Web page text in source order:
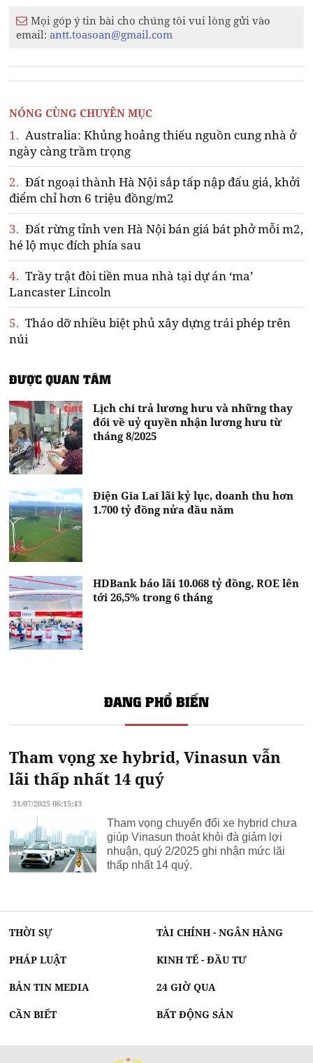
Mọi góp ý tin bài cho chúng tôi vui lòng gửi vào
email:antt.toasoan@gmail.com
NÓNG CÙNG CHUYÊN MỤC
1. Australia: Khủng hoảng thiếu nguồn cung nhà ở
ngày càng trầm trọng
2. Đất ngoại thành Hà Nội sắp tấp nập đấu giá, khởi
điểm chỉ hơn 6 triệu đồng/m2
3. Đất rừng tỉnh ven Hà Nội bán giá bát phở mỗi m2,
hé lộ mục đích phía sau
4. Trầy trật đòi tiền mua nhà tại dự án ‘ma’
Lancaster Lincoln
5. Tháo dỡ nhiều biệt phủ xây dựng trái phép trên
núi
ĐƯỢC QUAN TÂM
Lịch chi trả lương hưu và những thay
đổi về uỷ quyền nhận lương hưu từ
tháng 8/2025
Điện Gia Lai lãi kỷ lục, doanh thu hơn
1.700 tỷ đồng nửa đầu năm
HDBank báo lãi 10.068 tỷ đồng, ROE lên
tới 26,5% trong 6 tháng
ĐANG PHỔ BIẾN
Tham vọng xe hybrid, Vinasun vẫn
lãi thấp nhất 14 quý
31/07/2025 06:15:43
Tham vọng chuyển đổi xe hybrid chưa
giúp Vinasun thoát khỏi đà giảm lợi
nhuận, quý 2/2025 ghi nhận mức lãi
thấp nhất 14 quý.
THỜI SỰ TÀI CHÍNH - NGÂN HÀNG
PHÁP LUẬT KINH TẾ - ĐẦU TƯ
BẢN TIN MEDIA 24 GIỜ QUA
CẦN BIẾT BẤT ĐỘNG SẢN